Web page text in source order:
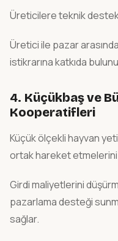
Üreticilere teknik
Üretici ile pazar
istikrarına katkıda
4. Küçükbaş ve
Kooperatifleri
Küçük ölçekli hayvan
ortak hareket etmelerini
Girdi maliyetlerini
pazarlama desteği
sağlar.